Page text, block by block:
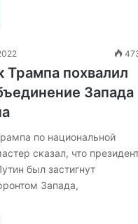
Трампа похвалил
Запада
по национальной
сказал, что
был застигнут
Запада,